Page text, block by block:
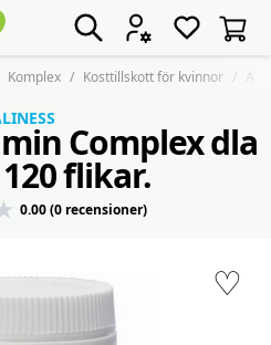
Komplex Kosttillskott för kvinnor
♡
Complex dla
flikar.
0.00 (0 recensioner)